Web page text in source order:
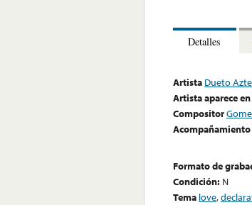
Detalles
Artista Dueto
Artista aparece
Compositor
Acompañamiento
Formato de
Condición: N
Tema love,